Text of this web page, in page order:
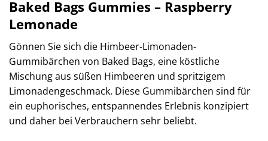
Baked Bags Gummies – Raspberry
Lemonade
Gönnen Sie sich die Himbeer-Limonaden-
Gummibärchen von Baked Bags, eine köstliche
Mischung aus süßen Himbeeren und spritzigem
Limonadengeschmack. Diese Gummibärchen sind für
ein euphorisches, entspannendes Erlebnis konzipiert
und daher bei Verbrauchern sehr beliebt.​